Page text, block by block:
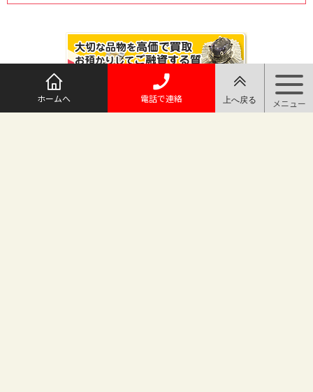
ホームへ 電話で連絡